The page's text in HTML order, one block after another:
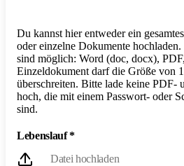
Du kannst hier entweder ein
oder einzelne Dokumente
sind möglich: Word (doc, docx),
Einzeldokument darf die Größe von
überschreiten. Bitte lade keine PDF-
hoch, die mit einem Passwort- oder
sind.
Lebenslauf*
Datei hochladen